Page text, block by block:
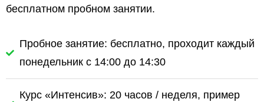
бесплатном пробном занятии.
Пробное занятие: бесплатно, проходит каждый
понедельник с 14:00 до 14:30
Курс «Интенсив»: 20 часов / неделя, пример